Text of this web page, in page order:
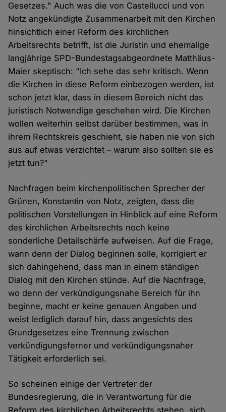
Gesetzes." Auch was die von Castellucci und von
Notz angekündigte Zusammenarbeit mit den Kirchen
hinsichtlich einer Reform des kirchlichen
Arbeitsrechts betrifft, ist die Juristin und ehemalige
langjährige SPD-Bundestagsabgeordnete Matthäus-
Maier skeptisch: "Ich sehe das sehr kritisch. Wenn
die Kirchen in diese Reform einbezogen werden, ist
schon jetzt klar, dass in diesem Bereich nicht das
juristisch Notwendige geschehen wird. Die Kirchen
wollen weiterhin selbst darüber bestimmen, was in
ihrem Rechtskreis geschieht, sie haben nie von sich
aus auf etwas verzichtet – warum also sollten sie es
jetzt tun?"
Nachfragen beim kirchenpolitischen Sprecher der
Grünen, Konstantin von Notz, zeigten, dass die
politischen Vorstellungen in Hinblick auf eine Reform
des kirchlichen Arbeitsrechts noch keine
sonderliche Detailschärfe aufweisen. Auf die Frage,
wann denn der Dialog beginnen solle, korrigiert er
sich dahingehend, dass man in einem ständigen
Dialog mit den Kirchen stünde. Auf die Nachfrage,
wo denn der verkündigungsnahe Bereich für ihn
beginne, macht er keine genauen Angaben und
weist lediglich darauf hin, dass angesichts des
Grundgesetzes eine Trennung zwischen
verkündigungsferner und verkündigungsnaher
Tätigkeit erforderlich sei.
So scheinen einige der Vertreter der
Bundesregierung, die in Verantwortung für die